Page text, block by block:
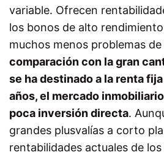
variable. Ofrecen
los bonos de alto
muchos menos problemas
comparación con la gran
se ha destinado a la renta
años, el mercado
poca inversión directa.
grandes plusvalías a corto
rentabilidades actuales de